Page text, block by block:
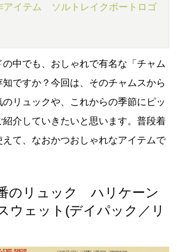
アイテム ソルトレイクボートロゴ
中でも、おしゃれで有名な「チャム
ですか？今回は、そのチャムスから
リュックや、これからの季節にピッ
紹介していきたいと思います。普段着
て、なおかつおしゃれなアイテムで
のリュック ハリケーン
ウェット(デイパック／リ